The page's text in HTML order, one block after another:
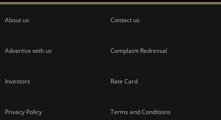
About us Contact us
Advertise with us Complaint Redressal
Investors Rate Card
Privacy Policy Terms and Conditions